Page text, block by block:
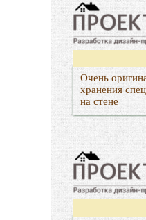
Очень
хранения
на стене